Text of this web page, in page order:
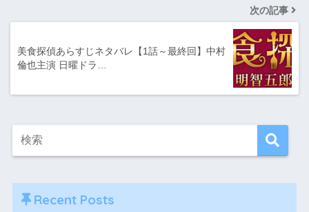
次の記事
美食探偵あらすじネタバレ【1話～最終回】中村
倫也主演 日曜ドラ…
Recent Posts